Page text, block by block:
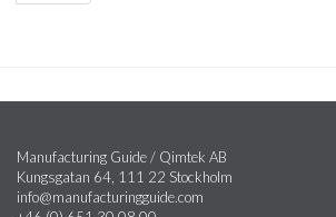
Manufacturing Guide / Qimtek AB
Kungsgatan 64, 111 22 Stockholm
info@manufacturingguide.com